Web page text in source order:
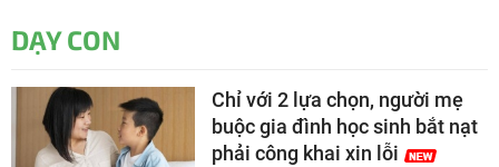
DẠY CON
Chỉ với 2 lựa chọn, người mẹ
buộc gia đình học sinh bắt nạt
phải công khai xin lỗi